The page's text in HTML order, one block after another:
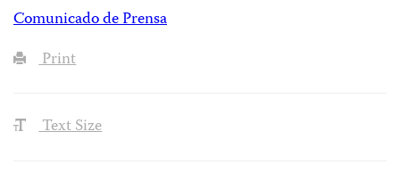
Comunicado de Prensa
Print
Text Size